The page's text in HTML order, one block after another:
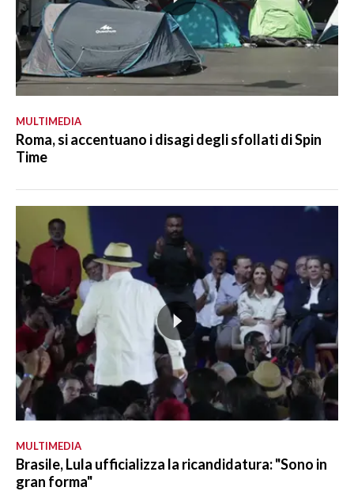
MULTIMEDIA
Roma, si accentuano i disagi degli sfollati di Spin
Time
MULTIMEDIA
Brasile, Lula ufficializza la ricandidatura: "Sono in
gran forma"